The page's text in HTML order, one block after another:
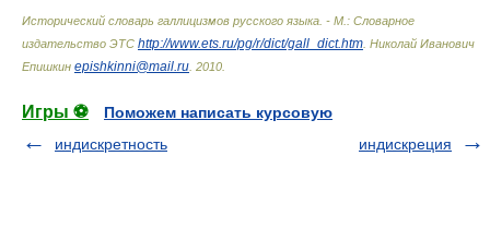
Исторический словарь галлицизмов русского языка. - М.: Словарное
издательство ЭТС http://www.ets.ru/pg/r/dict/gall_dict.htm Николай Иванович
Епишкин epishkinni@mail.ru 2010
Игры ⚽
Поможем написать курсовую
индискретность
индискреция